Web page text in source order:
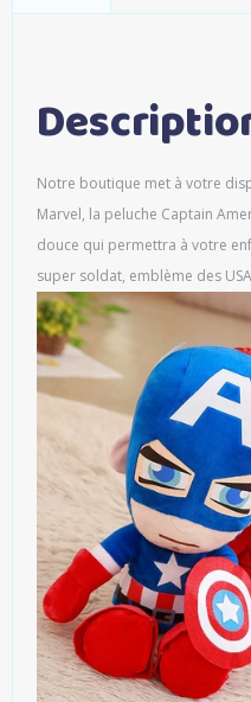
Notre boutique met à votre
Marvel, la peluche Captain
douce qui permettra à votre
super soldat, emblème des USA